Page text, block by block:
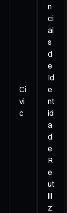
Ci
vi
c
n
ci
ai
s
d
e
Id
e
nt
id
a
d
e
R
e
ut
ili
z